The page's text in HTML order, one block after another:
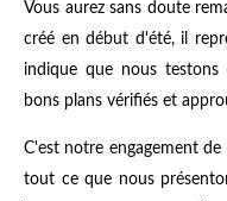
Vous aurez sans doute
créé en début d'été, il
indique que nous testons
bons plans vérifiés et
C'est notre engagement
tout ce que nous